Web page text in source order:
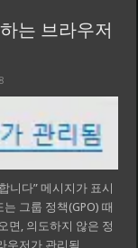
는 브라우저
니다” 메시지가 표시
그룹 정책(GPO) 때
면, 의도하지 않은 정
우저가 관리됨